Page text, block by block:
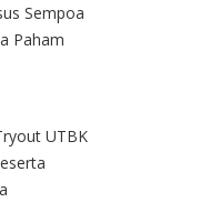
Sempoa
Paham
UTBK